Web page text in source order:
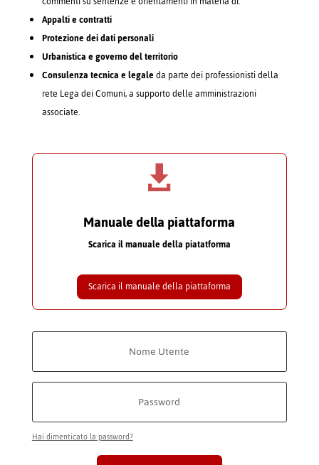
Appalti e contratti
Protezione dei dati personali
Urbanistica e governo del territorio
Consulenza tecnica e legaleda parte dei professionisti della
rete Lega dei Comuni, a supporto delle amministrazioni
associate.

Manuale della piattaforma
Scarica il manuale della piatatforma
Scarica il manuale della piattaforma
Hai dimenticato la password?